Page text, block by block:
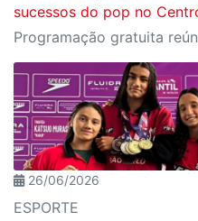
sucessos do pop no
26/06/2026
ESPORTE